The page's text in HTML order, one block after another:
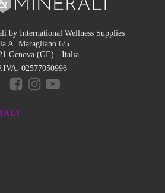
by International Wellness Supplies
A. Maragliano 6/5
Genova (GE) - Italia
02577050996